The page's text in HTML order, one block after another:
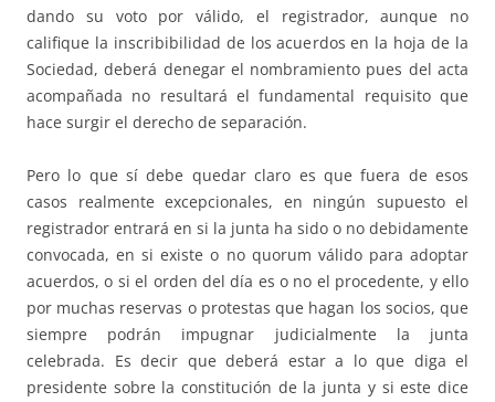
dando su voto por válido, el registrador, aunque no
califique la inscribibilidad de los acuerdos en la hoja de la
Sociedad, deberá denegar el nombramiento pues del acta
acompañada no resultará el fundamental requisito que
hace surgir el derecho de separación.
Pero lo que sí debe quedar claro es que fuera de esos
casos realmente excepcionales, en ningún supuesto el
registrador entrará en si la junta ha sido o no debidamente
convocada, en si existe o no quorum válido para adoptar
acuerdos, o si el orden del día es o no el procedente, y ello
por muchas reservas o protestas que hagan los socios, que
siempre podrán impugnar judicialmente la junta
celebrada. Es decir que deberá estar a lo que diga el
presidente sobre la constitución de la junta y si este dice